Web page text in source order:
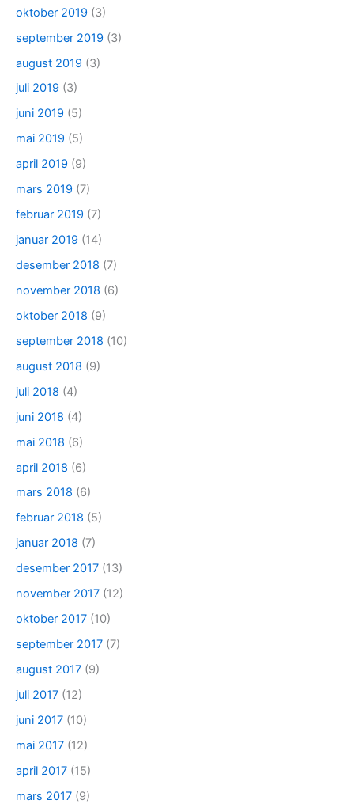
oktober 2019 (3)
september 2019 (3)
august 2019 (3)
juli 2019 (3)
juni 2019 (5)
mai 2019 (5)
april 2019 (9)
mars 2019 (7)
februar 2019 (7)
januar 2019 (14)
desember 2018 (7)
november 2018 (6)
oktober 2018 (9)
september 2018 (10)
august 2018 (9)
juli 2018 (4)
juni 2018 (4)
mai 2018 (6)
april 2018 (6)
mars 2018 (6)
februar 2018 (5)
januar 2018 (7)
desember 2017 (13)
november 2017 (12)
oktober 2017 (10)
september 2017 (7)
august 2017 (9)
juli 2017 (12)
juni 2017 (10)
mai 2017 (12)
april 2017 (15)
mars 2017 (9)